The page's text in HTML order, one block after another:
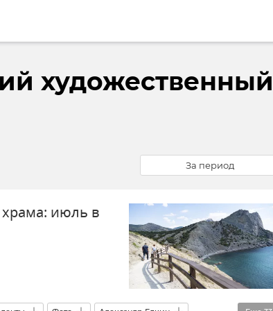
художественный
За период
июль в